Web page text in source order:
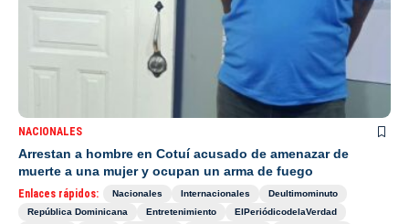
NACIONALES
Arrestan a hombre en Cotuí acusado de amenazar de
muerte a una mujer y ocupan un arma de fuego
Enlaces rápidos: Nacionales Internacionales
Deultimominuto
República Dominicana
Entretenimiento
ElPeriódicodelaVerdad